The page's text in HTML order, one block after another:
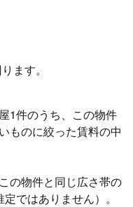
ます。
1件のうち、この物件
ものに絞った賃料の中
の物件と同じ広さ帯の
ではありません）。